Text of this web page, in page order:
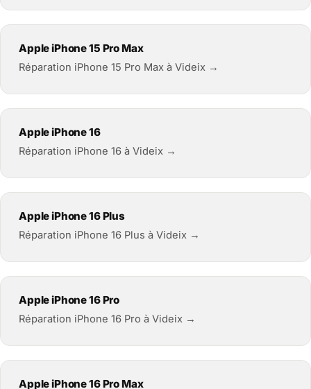
Apple iPhone 15 Pro Max
Réparation iPhone 15 Pro Max à Videix →
Apple iPhone 16
Réparation iPhone 16 à Videix →
Apple iPhone 16 Plus
Réparation iPhone 16 Plus à Videix →
Apple iPhone 16 Pro
Réparation iPhone 16 Pro à Videix →
Apple iPhone 16 Pro Max